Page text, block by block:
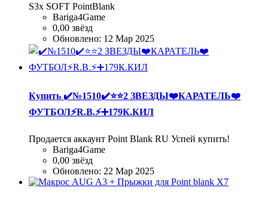
S3x SOFT PointBlank
Bariga4Game
0,00 звёзд
Обновлено: 12 Мар 2025
Купить ✔️№1510✔️⭐️⭐️2 ЗВЕЗДЫ❤️КАРАТЕЛЬ❤️
ФУТБОЛ⚡R.B.⚡➕179К.КИЛ
Продается аккаунт Point Blank RU Успей купить!
Bariga4Game
0,00 звёзд
Обновлено: 22 Мар 2025